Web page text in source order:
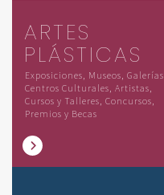
ARTES
PLÁSTICAS
Exposiciones, Museos, Galerías,
Centros Culturales, Artistas,
Cursos y Talleres, Concursos,
Premios y Becas